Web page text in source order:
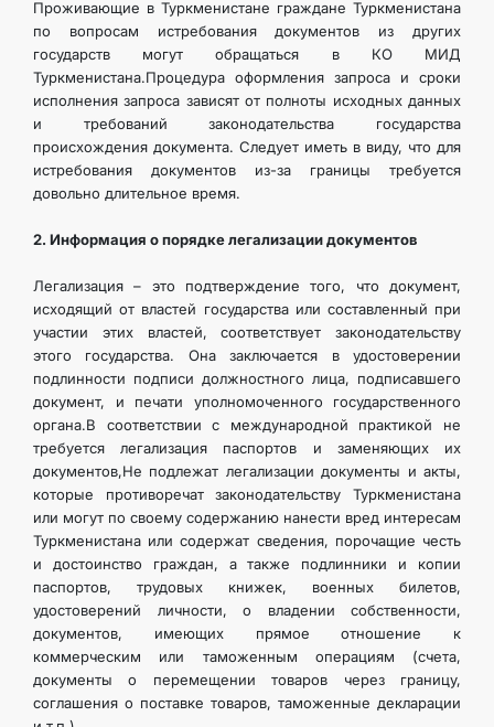
Проживающие в Туркменистане граждане Туркменистана
по вопросам истребования документов из других
государств могут обращаться в КО МИД
Туркменистана.Процедура оформления запроса и сроки
исполнения запроса зависят от полноты исходных данных
и требований законодательства государства
происхождения документа. Следует иметь в виду, что для
истребования документов из-за границы требуется
довольно длительное время.
2. Информация о порядке легализации документов
Легализация – это подтверждение того, что документ,
исходящий от властей государства или составленный при
участии этих властей, соответствует законодательству
этого государства. Она заключается в удостоверении
подлинности подписи должностного лица, подписавшего
документ, и печати уполномоченного государственного
органа.В соответствии с международной практикой не
требуется легализация паспортов и заменяющих их
документов,Не подлежат легализации документы и акты,
которые противоречат законодательству Туркменистана
или могут по своему содержанию нанести вред интересам
Туркменистана или содержат сведения, порочащие честь
и достоинство граждан, а также подлинники и копии
паспортов, трудовых книжек, военных билетов,
удостоверений личности, о владении собственности,
документов, имеющих прямое отношение к
коммерческим или таможенным операциям (счета,
документы о перемещении товаров через границу,
соглашения о поставке товаров, таможенные декларации